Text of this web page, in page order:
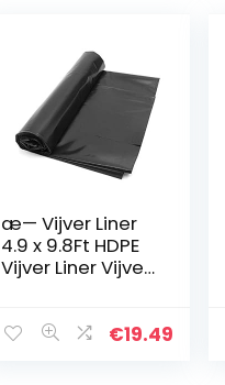
æ— Vijver Liner
4.9 x 9.8Ft HDPE
Vijver Liner Vijver
Waterval
€19.49